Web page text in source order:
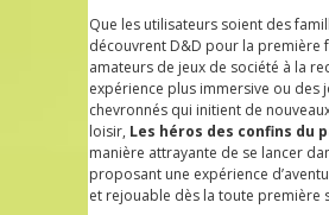
Que les utilisateurs soient des
découvrent D&D pour la première
amateurs de jeux de société à la
expérience plus immersive ou des
chevronnés qui initient de
loisir, Les héros des confins du
manière attrayante de se lancer
proposant une expérience
et rejouable dès la toute première